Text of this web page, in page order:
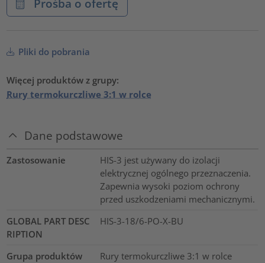
Prośba o ofertę
Pliki do pobrania
Więcej produktów z grupy:
Rury termokurczliwe 3:1 w rolce
Dane podstawowe
Zastosowanie
HIS-3 jest używany do izolacji
elektrycznej ogólnego przeznaczenia.
Zapewnia wysoki poziom ochrony
przed uszkodzeniami mechanicznymi.
GLOBAL PART DESC
RIPTION
HIS-3-18/6-PO-X-BU
Grupa produktów
Rury termokurczliwe 3:1 w rolce